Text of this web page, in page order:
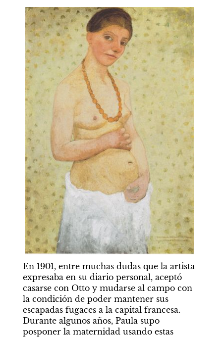
En 1901, entre muchas dudas que la artista
expresaba en su diario personal, aceptó
casarse con Otto y mudarse al campo con
la condición de poder mantener sus
escapadas fugaces a la capital francesa.
Durante algunos años, Paula supo
posponer la maternidad usando estas